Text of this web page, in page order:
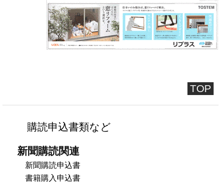
TOP
購読申込書類など
新聞購読関連
新聞購読申込書
書籍購入申込書